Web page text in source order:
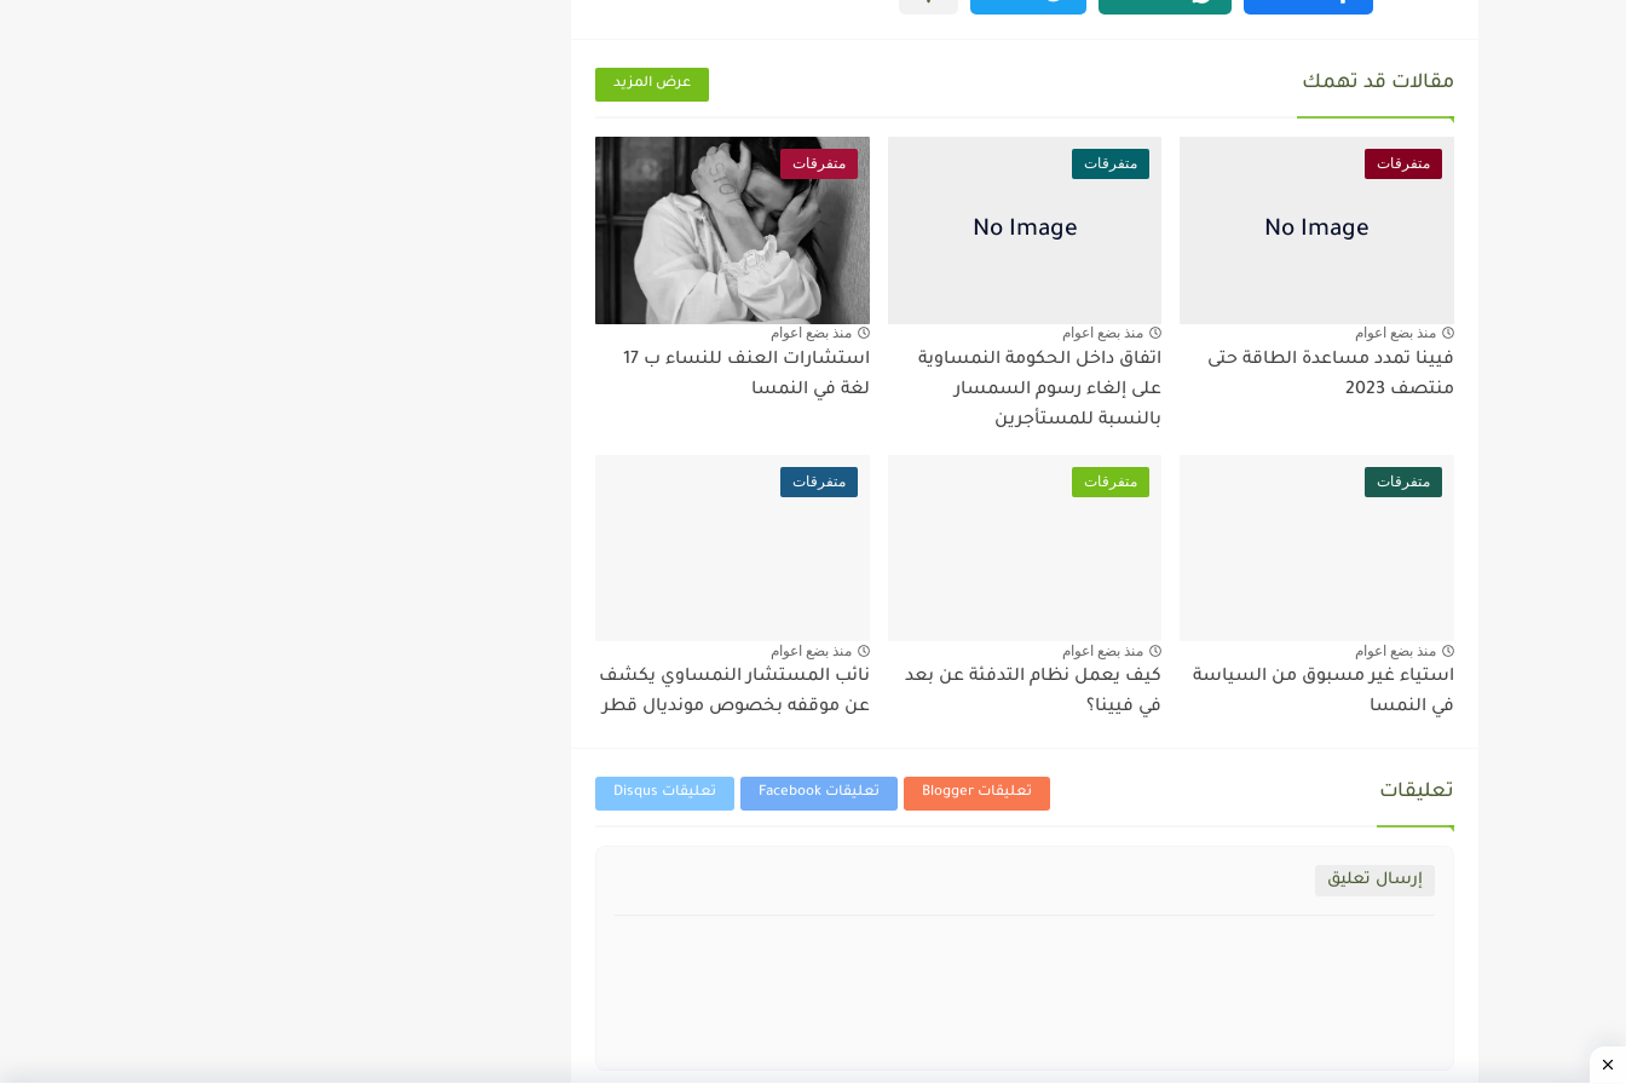
مقالات قد تهمك عرض المزيد
متفرقات
منذ بضع اعوام
فيينا تمدد مساعدة الطاقة حتى
منتصف 2023
متفرقات
منذ بضع اعوام
اتفاق داخل الحكومة النمساوية
على إلغاء رسوم السمسار
بالنسبة للمستأجرين
متفرقات
منذ بضع اعوام
استشارات العنف للنساء ب 17
لغة في النمسا
متفرقات
منذ بضع اعوام
استياء غير مسبوق من السياسة
في النمسا
متفرقات
منذ بضع اعوام
كيف يعمل نظام التدفئة عن بعد
في فيينا؟
متفرقات
منذ بضع اعوام
نائب المستشار النمساوي يكشف
عن موقفه بخصوص مونديال قطر
تعليقات تعليقات Blogger تعليقات Facebook تعليقات Disqus
إرسال تعليق